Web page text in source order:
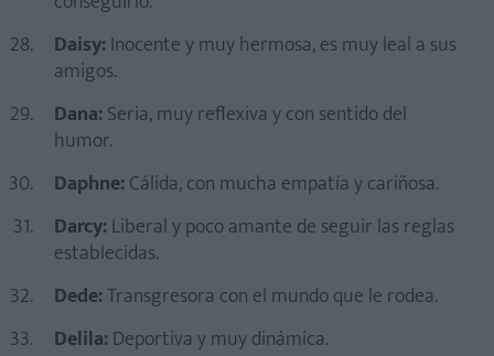
Daisy:Inocente y muy hermosa, es muy leal a sus
amigos.
Dana:Seria, muy reflexiva y con sentido del
humor.
Daphne:Cálida, con mucha empatía y cariñosa.
Darcy:Liberal y poco amante de seguir las reglas
establecidas.
Dede:Transgresora con el mundo que le rodea.
Delila:Deportiva y muy dinámica.